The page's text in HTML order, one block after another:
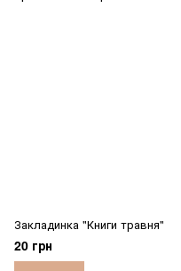
Закладинка "Книги травня"
20 грн